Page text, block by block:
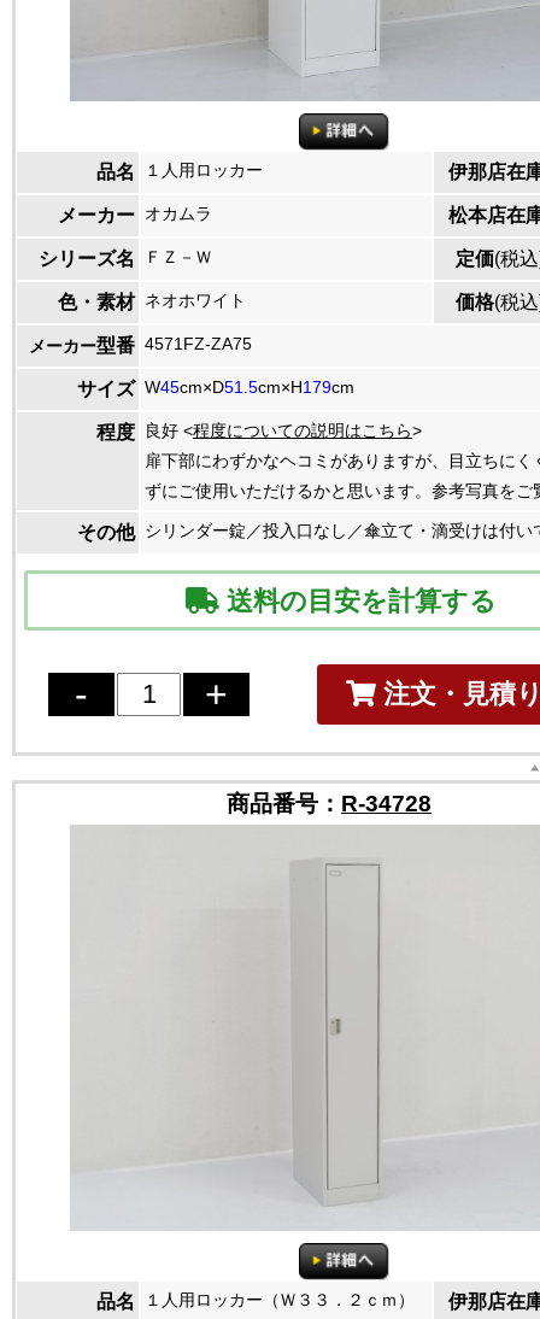
品名 １人用ロッカー 伊那店在
メーカー オカムラ 松本店在
シリーズ名 ＦＺ－Ｗ 定価(税
色・素材 ネオホワイト 価格(税
メーカー型番 4571FZ-ZA75
サイズ W45cm×D51.5cm×H179cm
程度 良好 <程度についての説明はこちら>
扉下部にわずかなヘコミがありますが、目立ちにく
ずにご使用いただけるかと思います。参考写真をご
その他 シリンダー錠／投入口なし／傘立て・滴受けは付い
送料の目安を計算する
注文・見積
商品番号： R-34728
品名 １人用ロッカー（Ｗ３３．２ｃｍ） 伊那店在